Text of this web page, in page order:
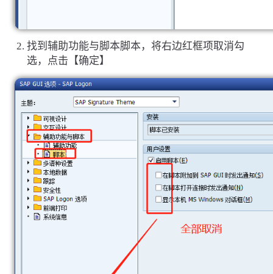
找到辅助功能与脚本脚本，将右边红框项取消勾
选，点击【确定】